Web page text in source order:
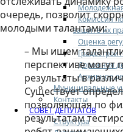
Комиссия
защите их
Оценка
Дорожная
Архивное
Муниципальные
Контакты
СОВЕТ ДЕПУТАТОВ
Структура
очередь, позволит
молодыми талантами:
– Мы ищем
перспективе могут
результаты в
Существует
позволяющая по
результатам